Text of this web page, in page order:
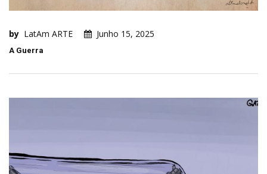
by LatAm ARTE Junho 15, 2025
A Guerra